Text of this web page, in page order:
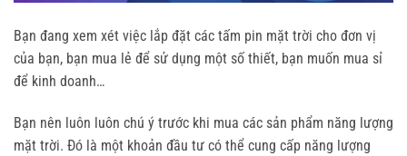
Bạn đang xem xét việc lắp đặt các tấm pin mặt trời cho đơn vị
của bạn, bạn mua lẻ để sử dụng một số thiết, bạn muốn mua sỉ
để kinh doanh…
Bạn nên luôn luôn chú ý trước khi mua các sản phẩm năng lượng
mặt trời. Đó là một khoản đầu tư có thể cung cấp năng lượng